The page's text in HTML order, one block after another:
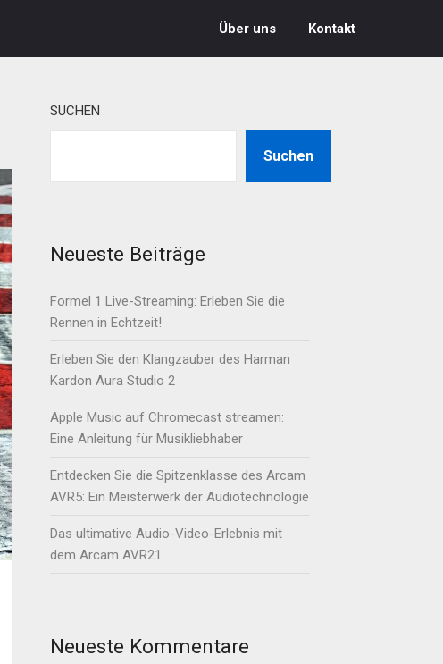
Über uns Kontakt
SUCHEN
Suchen
Neueste Beiträge
Formel 1 Live-Streaming: Erleben Sie die
Rennen in Echtzeit!
Erleben Sie den Klangzauber des Harman
Kardon Aura Studio 2
Apple Music auf Chromecast streamen:
Eine Anleitung für Musikliebhaber
Entdecken Sie die Spitzenklasse des Arcam
AVR5: Ein Meisterwerk der Audiotechnologie
Das ultimative Audio-Video-Erlebnis mit
dem Arcam AVR21
Neueste Kommentare